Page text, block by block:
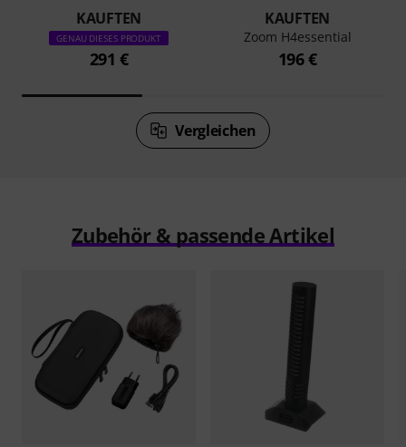
KAUFTEN
GENAU DIESES PRODUKT
291 €
KAUFTEN
Zoom H4essential
196 €
Vergleichen
Zubehör & passende Artikel